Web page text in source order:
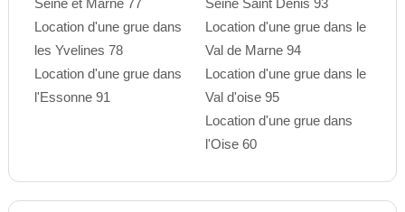
Seine et Marne 77
Location d'une grue dans
les Yvelines 78
Location d'une grue dans
l'Essonne 91
Seine Saint Denis 93
Location d'une grue dans le
Val de Marne 94
Location d'une grue dans le
Val d'oise 95
Location d'une grue dans
l'Oise 60